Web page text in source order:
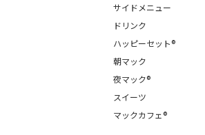
サイドメニュー
ドリンク
ハッピーセット®
朝マック
夜マック®
スイーツ
マックカフェ®